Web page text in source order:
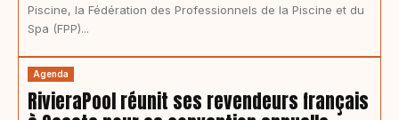
Piscine, la Fédération des Professionnels de la Piscine et du
Spa (FPP)...
Agenda
RivieraPool réunit ses revendeurs français